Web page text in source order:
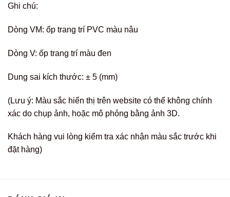
Ghi chú:
Dòng VM: ốp trang trí PVC màu nâu
Dòng V: ốp trang trí màu đen
Dung sai kích thước: ± 5 (mm)
(Lưu ý: Màu sắc hiển thị trên website có thể không chính
xác do chụp ảnh, hoặc mô phỏng bằng ảnh 3D.
Khách hàng vui lòng kiểm tra xác nhận màu sắc trước khi
đặt hàng)